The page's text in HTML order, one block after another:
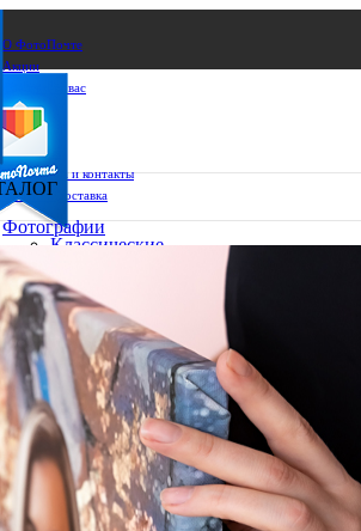
О ФотоПочте
Акции
Сделаем за вас
Бизнесу
FAQ
Франшиза
Поддержка и контакты
Оплата и доставка
доставки
из списка:
Фотографии
Классические
10х15
13х18
15х15
15х20
20х20
20х30
30х30
30х40
А4
Фото